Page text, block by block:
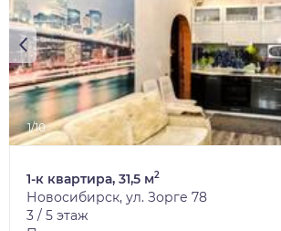
1/10
1-к квартира, 31,5 м2
Новосибирск, ул. Зорге 78
3 / 5 этаж